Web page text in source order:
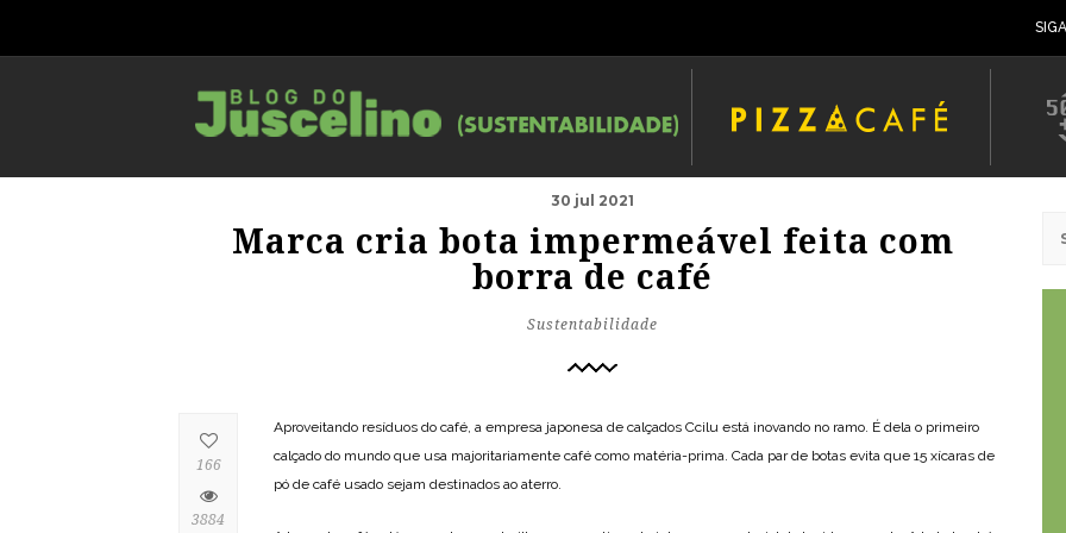
30 jul 2021
Marca cria bota impermeável feita com
borra de café
Sustentabilidade
Aproveitando resíduos do café, a empresa japonesa de calçados Ccilu está inovando no ramo. É dela o primeiro
calçado do mundo que usa majoritariamente café como matéria-prima. Cada par de botas evita que 15 xícaras de
pó de café usado sejam destinados ao aterro.
166
3884